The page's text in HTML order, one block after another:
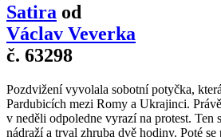
Satira od
Václav Veverka
č. 63298
Pozdvižení vyvolala sobotní potyčka,
Pardubicích mezi Romy a Ukrajinci.
v neděli odpoledne vyrazí na protest. Ten
nádraží a trval zhruba dvě hodiny. Poté se